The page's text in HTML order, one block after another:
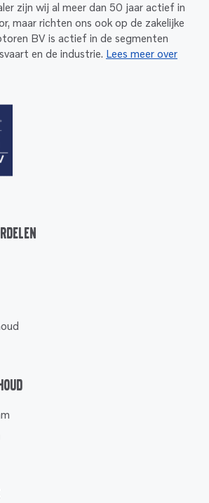
zijn wij al meer dan 50 jaar actief in
maar richten ons ook op de zakelijke
BV is actief in de segmenten
en de industrie. Lees meer over